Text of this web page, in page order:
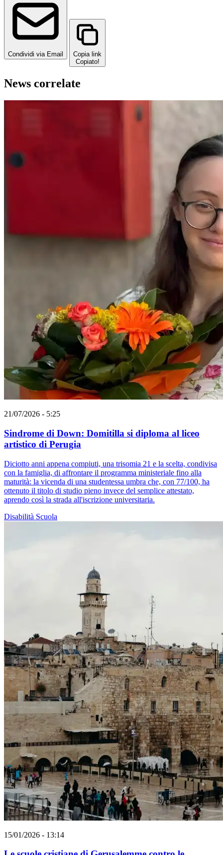
Condividi via Email
Copia link
Copiato!
News correlate
21/07/2026 - 5:25
Sindrome di Down: Domitilla si diploma al liceo
artistico di Perugia
Diciotto anni appena compiuti, una trisomia 21 e la scelta, condivisa
con la famiglia, di affrontare il programma ministeriale fino alla
maturità: la vicenda di una studentessa umbra che, con 77/100, ha
ottenuto il titolo di studio pieno invece del semplice attestato,
aprendo così la strada all'iscrizione universitaria.
Disabilità Scuola
15/01/2026 - 13:14